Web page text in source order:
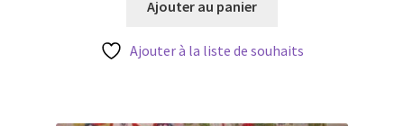
initial
3,80 €.
actuel
3,20 €.
Ajouter au panier
Ajouter à la liste de souhaits